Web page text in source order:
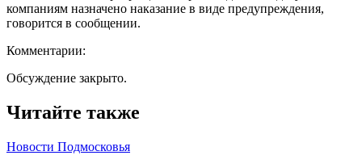
компаниям назначено наказание в виде предупреждения,
говорится в сообщении.
Комментарии:
Обсуждение закрыто.
Читайте также
Новости Подмосковья